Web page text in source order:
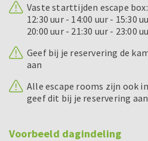
Vaste starttijden escape box:
12:30 uur - 14:00 uur - 15:30
20:00 uur - 21:30 uur - 23:00
Geef bij je reservering de
aan
Alle escape rooms zijn ook
geef dit bij je reservering
Voorbeeld dagindeling